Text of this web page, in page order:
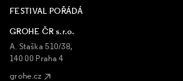
FESTIVAL POŘÁDÁ
GROHE ČR s.r.o.
A. Staška 510/38,
140 00 Praha 4
grohe.cz